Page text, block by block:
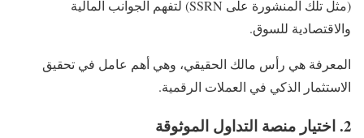
(مثل تلك المنشورة على SSRN) لتفهم الجوانب المالية
والاقتصادية للسوق.
المعرفة هي رأس مالك الحقيقي، وهي أهم عامل في تحقيق
الاستثمار الذكي في العملات الرقمية.
2. اختيار منصة التداول الموثوقة